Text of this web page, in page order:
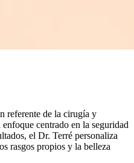
referente de la cirugía y
centrado en la seguridad
el Dr. Terré personaliza
rasgos propios y la belleza